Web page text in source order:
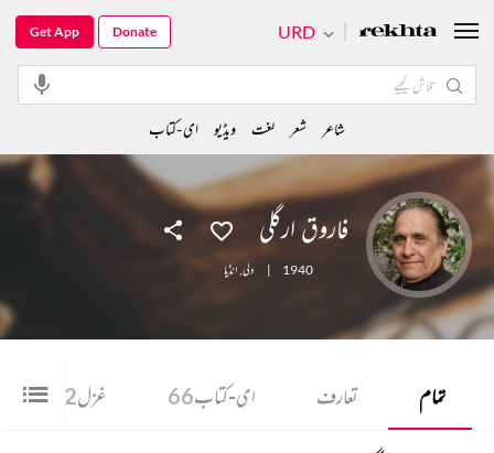
فاروق ارگلی
1940
| دلی,انڈیا
تمام تعارف ای-کتاب66 غزل12
URD
Get App Donate
شاعر شعر لغت ویڈیو ای-کتاب